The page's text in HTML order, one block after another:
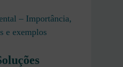
– Importância,
e exemplos